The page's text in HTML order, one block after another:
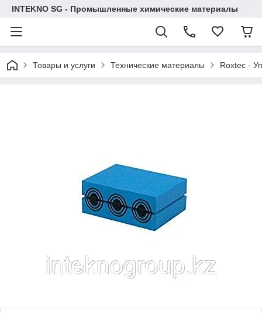
INTEKNO SG - Промышленные химические материалы
Товары и услуги Технические материалы Roxtec -